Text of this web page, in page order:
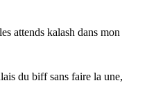
attends kalash dans mon
du biff sans faire la une,